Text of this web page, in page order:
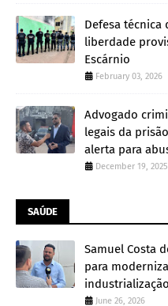
Defesa técnica
liberdade
Escárnio
February 03, 2026
Advogado
legais da
alerta para
December 19, 2025
SAÚDE
Samuel Costa
para
June 26, 2026